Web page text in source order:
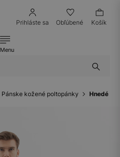
Prihláste sa Obľúbené Košík
Menu
Pánske kožené poltopánky Hnedé